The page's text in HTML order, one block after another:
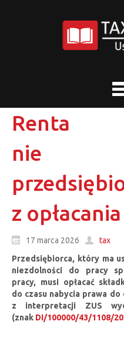
Renta
nie
z
17 marca 2026
tax
Przedsiębiorca, który ma
niezdolności do pracy
pracy, musi opłacać
do czasu nabycia prawa
z interpretacji ZUS
(znak DI/100000/43/1108/